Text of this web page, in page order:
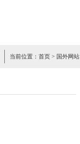
当前位置： 首页 > 国外网站